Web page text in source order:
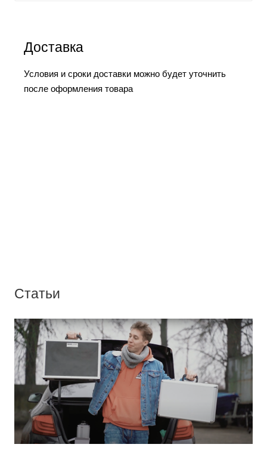
Доставка
Условия и сроки доставки можно будет уточнить
после оформления товара
Статьи